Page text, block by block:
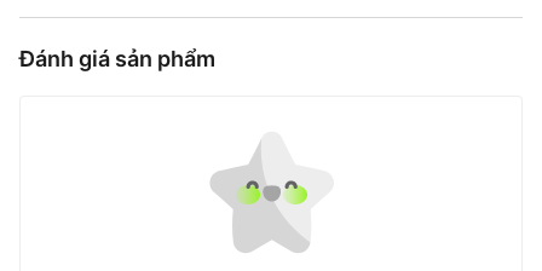
Đánh giá sản phẩm